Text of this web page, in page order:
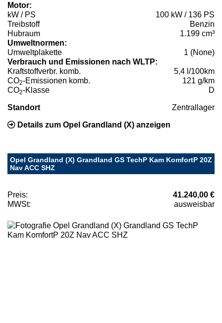
Motor:
kW / PS
100 kW / 136 PS
Treibstoff
Benzin
Hubraum
1.199 cm³
Umweltnormen:
Umweltplakette
1 (None)
Verbrauch und Emissionen nach WLTP:
Kraftstoffverbr. komb.
5,4 l/100km
CO2-Emissionen komb.
121 g/km
CO2-Klasse D
Standort Zentrallager
Details zum Opel Grandland (X) anzeigen
Opel Grandland (X) Grandland GS TechP Kam KomfortP 20Z
Nav ACC SHZ
Preis:
41.240,00 €
MWSt:
ausweisbar